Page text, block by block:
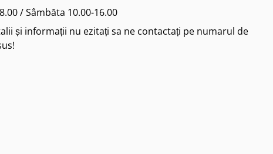
/ Sâmbăta 10.00-16.00
și informații nu ezitați sa ne contactați pe numarul de